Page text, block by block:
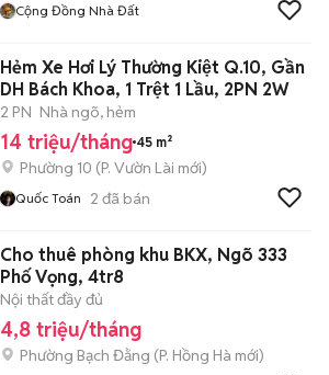
Cộng Đồng Nhà Đất
Hẻm Xe Hơi Lý Thường Kiệt Q.10, Gần
DH Bách Khoa, 1 Trệt 1 Lầu, 2PN 2W
2 PN Nhà ngõ, hẻm
14 triệu/tháng 45 m²
Phường 10 (P. Vườn Lài mới)
Quốc Toán 2 đã bán
Cho thuê phòng khu BKX, Ngõ 333
Phố Vọng, 4tr8
Nội thất đầy đủ
4,8 triệu/tháng
Phường Bạch Đằng (P. Hồng Hà mới)